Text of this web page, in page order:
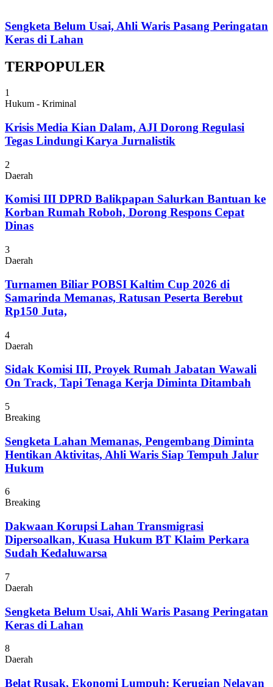
Sengketa Belum Usai, Ahli Waris Pasang Peringatan
Keras di Lahan
TERPOPULER
1
Hukum - Kriminal
Krisis Media Kian Dalam, AJI Dorong Regulasi
Tegas Lindungi Karya Jurnalistik
2
Daerah
Komisi III DPRD Balikpapan Salurkan Bantuan ke
Korban Rumah Roboh, Dorong Respons Cepat
Dinas
3
Daerah
Turnamen Biliar POBSI Kaltim Cup 2026 di
Samarinda Memanas, Ratusan Peserta Berebut
Rp150 Juta,
4
Daerah
Sidak Komisi III, Proyek Rumah Jabatan Wawali
On Track, Tapi Tenaga Kerja Diminta Ditambah
5
Breaking
Sengketa Lahan Memanas, Pengembang Diminta
Hentikan Aktivitas, Ahli Waris Siap Tempuh Jalur
Hukum
6
Breaking
Dakwaan Korupsi Lahan Transmigrasi
Dipersoalkan, Kuasa Hukum BT Klaim Perkara
Sudah Kedaluwarsa
7
Daerah
Sengketa Belum Usai, Ahli Waris Pasang Peringatan
Keras di Lahan
8
Daerah
Belat Rusak, Ekonomi Lumpuh: Kerugian Nelayan